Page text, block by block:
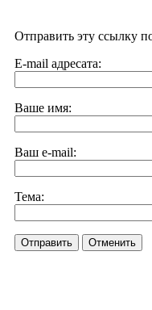
Отправить эту ссылку
E-mail адресата:
Ваше имя:
Ваш e-mail:
Тема:
Отправить Отменить